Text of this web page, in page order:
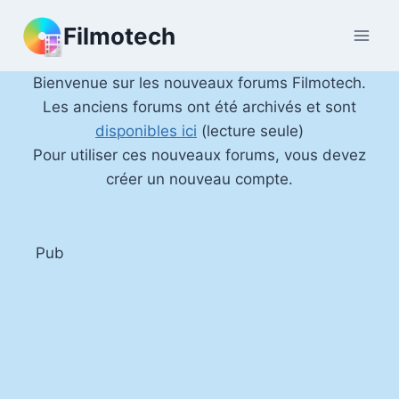
contenu
Filmotech
Bienvenue sur les nouveaux forums Filmotech.
Les anciens forums ont été archivés et sont
disponibles ici (lecture seule)
Pour utiliser ces nouveaux forums, vous devez
créer un nouveau compte.
Pub